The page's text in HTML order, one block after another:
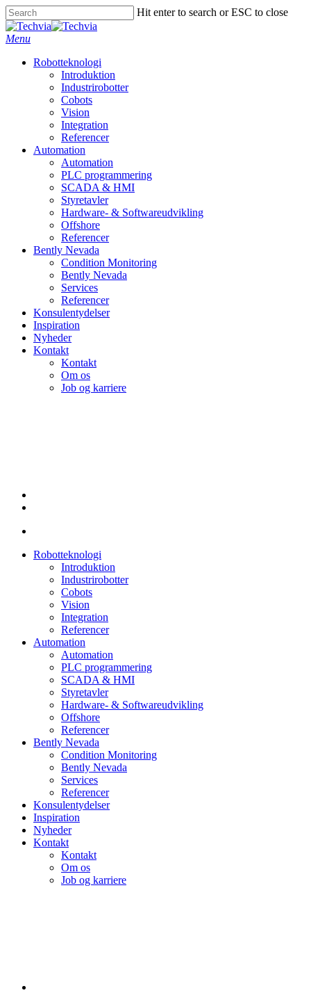
Skip
to
main
Hit enter to search or ESC to close
Close
Search
Menu
Robotteknologi
Introduktion
Industrirobotter
Cobots
Vision
Integration
Referencer
Automation
Automation
PLC programmering
SCADA & HMI
Styretavler
Hardware- & Softwareudvikling
Offshore
Referencer
Bently Nevada
Condition Monitoring
Bently Nevada
Services
Referencer
Konsulentydelser
Inspiration
Nyheder
Kontakt
Kontakt
Om os
Job og karriere
Robotteknologi
Introduktion
Industrirobotter
Cobots
Vision
Integration
Referencer
Automation
Automation
PLC programmering
SCADA & HMI
Styretavler
Hardware- & Softwareudvikling
Offshore
Referencer
Bently Nevada
Condition Monitoring
Bently Nevada
Services
Referencer
Konsulentydelser
Inspiration
Nyheder
Kontakt
Kontakt
Om os
Job og karriere